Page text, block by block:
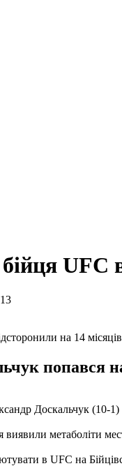
UFC
попався
Доскальчук (10-1)
виявили метаболіти
в UFC на